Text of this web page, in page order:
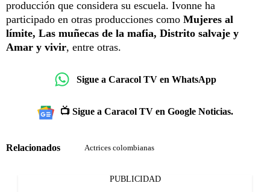
producción que considera su escuela. Ivonne ha
participado en otras producciones como Mujeres al
límite, Las muñecas de la mafia, Distrito salvaje y
Amar y vivir, entre otras.
Sigue a Caracol TV en WhatsApp
📺 Sigue a Caracol TV en Google Noticias.
Relacionados Actrices colombianas
PUBLICIDAD